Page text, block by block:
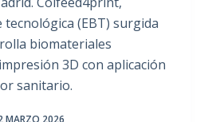
tecnológica (EBT) surgida
biomateriales
3D con aplicación
sanitario.
MARZO 2026